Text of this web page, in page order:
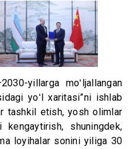
yillarga moʻljallangan
yoʻl xaritasi”ni ishlab
tashkil etish, yosh olimlar
kengaytirish, shuningdek,
loyihalar sonini yiliga 30